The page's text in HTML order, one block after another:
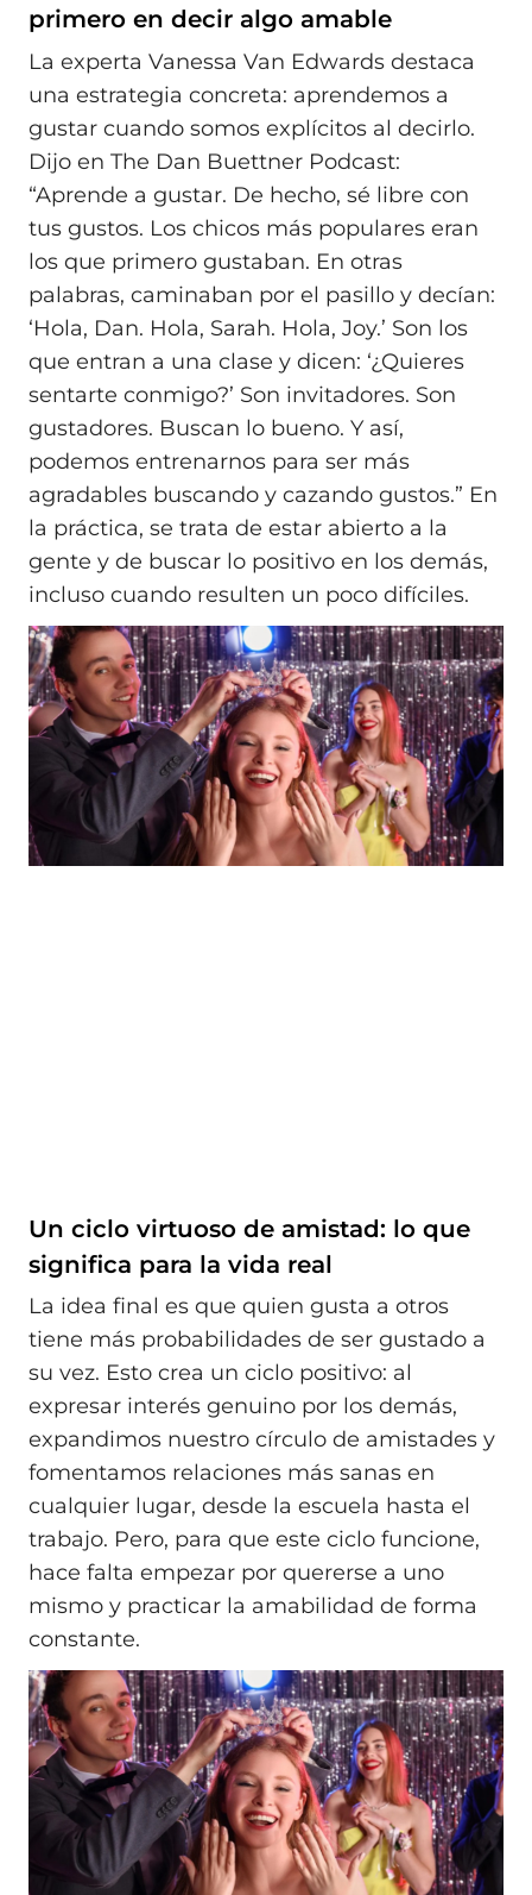
primero en decir algo amable
La experta Vanessa Van Edwards destaca
una estrategia concreta: aprendemos a
gustar cuando somos explícitos al decirlo.
Dijo en The Dan Buettner Podcast:
“Aprende a gustar. De hecho, sé libre con
tus gustos. Los chicos más populares eran
los que primero gustaban. En otras
palabras, caminaban por el pasillo y decían:
‘Hola, Dan. Hola, Sarah. Hola, Joy.’ Son los
que entran a una clase y dicen: ‘¿Quieres
sentarte conmigo?’ Son invitadores. Son
gustadores. Buscan lo bueno. Y así,
podemos entrenarnos para ser más
agradables buscando y cazando gustos.” En
la práctica, se trata de estar abierto a la
gente y de buscar lo positivo en los demás,
incluso cuando resulten un poco difíciles.
Un ciclo virtuoso de amistad: lo que
significa para la vida real
La idea final es que quien gusta a otros
tiene más probabilidades de ser gustado a
su vez. Esto crea un ciclo positivo: al
expresar interés genuino por los demás,
expandimos nuestro círculo de amistades y
fomentamos relaciones más sanas en
cualquier lugar, desde la escuela hasta el
trabajo. Pero, para que este ciclo funcione,
hace falta empezar por quererse a uno
mismo y practicar la amabilidad de forma
constante.